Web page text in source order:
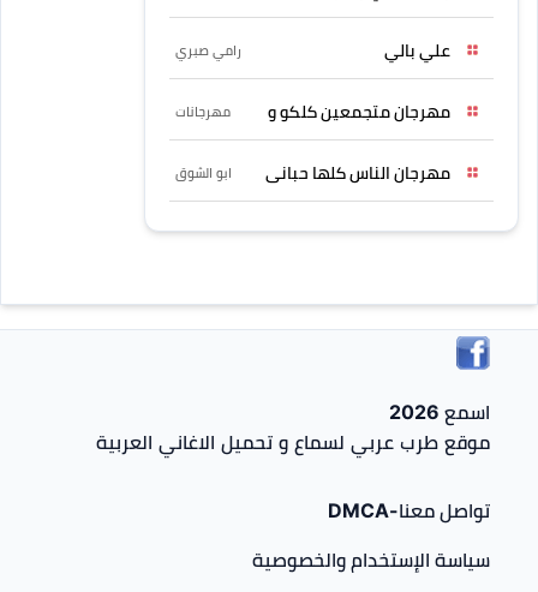
علي بالي رامي صبري
مهرجان متجمعين كلكو و مهرجانات
مهرجان الناس كلها حبانى ابو الشوق
اسمع 2026
موقع طرب عربي لسماع و تحميل الاغاني العربية
تواصل معنا-DMCA
سياسة الإستخدام والخصوصية